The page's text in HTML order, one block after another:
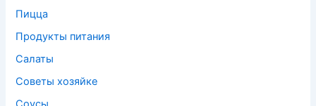
Пицца
Продукты питания
Салаты
Советы хозяйке